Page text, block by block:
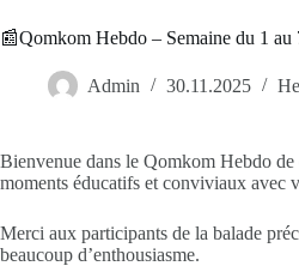
📰Qomkom Hebdo – Semaine du 1 au
Admin 30.11.2025
Bienvenue dans le Qomkom Hebdo de
moments éducatifs et conviviaux avec
Merci aux participants de la balade
beaucoup d’enthousiasme.